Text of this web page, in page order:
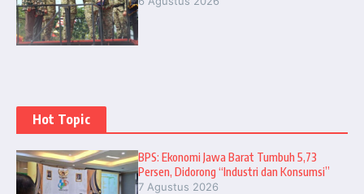
Hot Topic
BPS: Ekonomi Jawa Barat Tumbuh 5,73
Persen, Didorong “Industri dan Konsumsi”
7 Agustus 2026